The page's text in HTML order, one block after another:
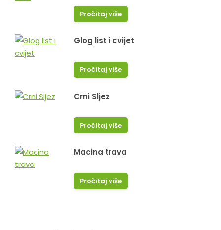
Pročitaj više
Glog list i cvijet
Pročitaj više
Crni Sljez
Pročitaj više
Macina trava
Pročitaj više